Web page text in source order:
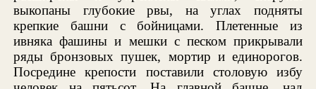
выкопаны глубокие рвы, на углах подняты
крепкие башни с бойницами. Плетенные из
ивняка фашины и мешки с песком прикрывали
ряды бронзовых пушек, мортир и единорогов.
Посредине крепости поставили столовую избу